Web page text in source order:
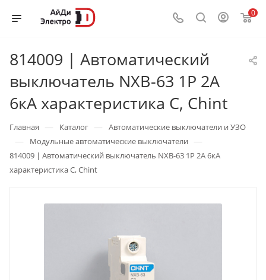
0
814009 | Автоматический
выключатель NXB-63 1P 2А
6кА характеристика C, Chint
Главная — Каталог — Автоматические выключатели и УЗО
— Модульные автоматические выключатели —
814009 | Автоматический выключатель NXB-63 1P 2А 6кА
характеристика C, Chint